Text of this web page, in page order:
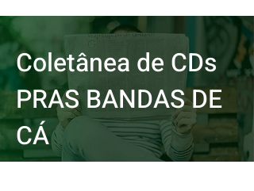
Coletânea de CDs
PRAS BANDAS DE
CÁ